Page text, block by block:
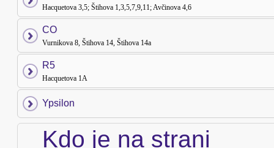
Hacquetova 3,5; Štihova 1,3,5,7,9,11; Avčinova 4,6
CO
Vurnikova 8, Štihova 14, Štihova 14a
R5
Hacquetova 1A
Ypsilon
Kdo je na strani